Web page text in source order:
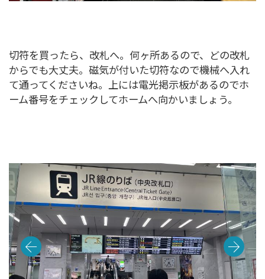
切符を買ったら、改札へ。何ヶ所あるので、どの改札
からでも大丈夫。磁気が付いた切符なので機械へ入れ
て通ってくださいね。上には電光掲示板があるのでホ
ーム番号をチェックしてホームへ向かいましょう。